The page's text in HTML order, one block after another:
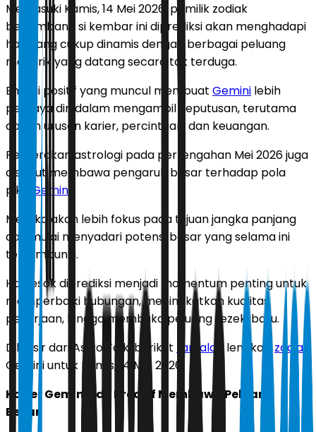
Memasuki Kamis, 14 Mei 2026, pemilik zodiak
berlambang si kembar ini diprediksi akan menghadapi
hari yang cukup dinamis dengan berbagai peluang
menarik yang datang secara tak terduga.
Energi positif yang muncul membuat Gemini lebih
percaya diri dalam mengambil keputusan, terutama
dalam urusan karier, percintaan, dan keuangan.
Pergerakan astrologi pada pertengahan Mei 2026 juga
disebut membawa pengaruh besar terhadap pola
pikir
Gemini
Mereka akan lebih fokus pada tujuan jangka panjang
dan mulai menyadari potensi besar yang selama ini
tersembunyi.
Hari esok diprediksi menjadi momentum penting untuk
memperbaiki hubungan, meningkatkan kualitas
pekerjaan, hingga membuka peluang rezeki baru.
Dilansir dari Astro Talk, berikut
ramalan lengkapzodiak
Gemini untuk Kamis, 14 Mei 2026.
Karier Gemini: Ide Kreatif Membawa Peluang
Besar